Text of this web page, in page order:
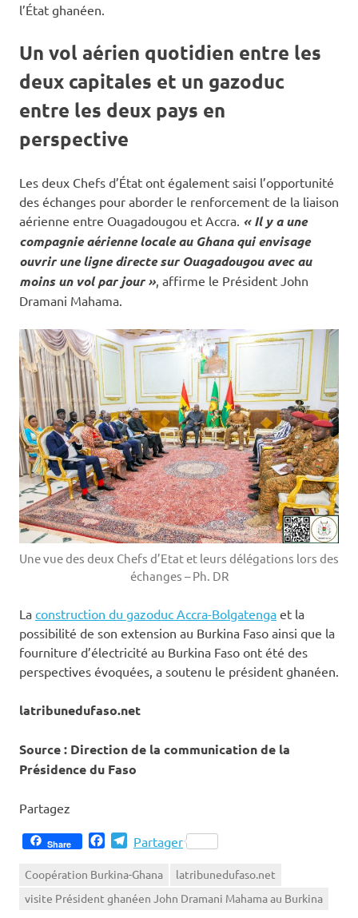
l’État ghanéen.
Un vol aérien quotidien entre les
deux capitales et un gazoduc
entre les deux pays en
perspective
Les deux Chefs d’État ont également saisi l’opportunité
des échanges pour aborder le renforcement de la liaison
aérienne entre Ouagadougou et Accra. « Il y a une
compagnie aérienne locale au Ghana qui envisage
ouvrir une ligne directe sur Ouagadougou avec au
moins un vol par jour », affirme le Président John
Dramani Mahama.
Une vue des deux Chefs d’Etat et leurs délégations lors des
échanges – Ph. DR
La construction du gazoduc Accra-Bolgatenga et la
possibilité de son extension au Burkina Faso ainsi que la
fourniture d’électricité au Burkina Faso ont été des
perspectives évoquées, a soutenu le président ghanéen.
latribunedufaso.net
Source : Direction de la communication de la
Présidence du Faso
Partagez
Share FacebookTelegram
Partager
Coopération Burkina-Ghana
latribunedufaso.net
visite Président ghanéen John Dramani Mahama au Burkina